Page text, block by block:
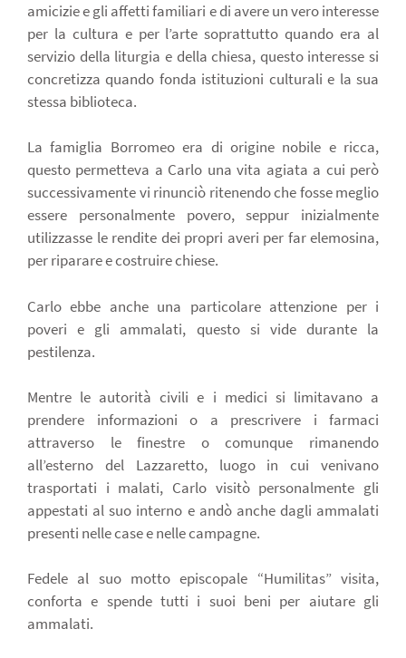
amicizie e gli affetti familiari e di avere un vero interesse
per la cultura e per l’arte soprattutto quando era al
servizio della liturgia e della chiesa, questo interesse si
concretizza quando fonda istituzioni culturali e la sua
stessa biblioteca.
La famiglia Borromeo era di origine nobile e ricca,
questo permetteva a Carlo una vita agiata a cui però
successivamente vi rinunciò ritenendo che fosse meglio
essere personalmente povero, seppur inizialmente
utilizzasse le rendite dei propri averi per far elemosina,
per riparare e costruire chiese.
Carlo ebbe anche una particolare attenzione per i
poveri e gli ammalati, questo si vide durante la
pestilenza.
Mentre le autorità civili e i medici si limitavano a
prendere informazioni o a prescrivere i farmaci
attraverso le finestre o comunque rimanendo
all’esterno del Lazzaretto, luogo in cui venivano
trasportati i malati, Carlo visitò personalmente gli
appestati al suo interno e andò anche dagli ammalati
presenti nelle case e nelle campagne.
Fedele al suo motto episcopale “Humilitas” visita,
conforta e spende tutti i suoi beni per aiutare gli
ammalati.